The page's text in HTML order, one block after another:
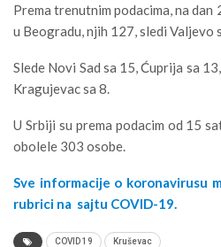
Prema trenutnim podacima, na
u Beogradu, njih 127, sledi Valjevo
Slede Novi Sad sa 15, Ćuprija sa
Kragujevac sa 8.
U Srbiji su prema podacim od 15
obolele 303 osobe.
Sve informacije o koronavirusu
rubrici na sajtu COVID-19.
COVID 19 Kruševac